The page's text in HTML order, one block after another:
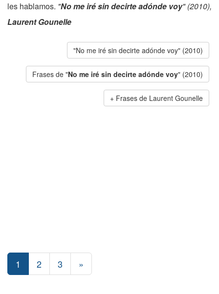
les hablamos. "No me iré sin decirte adónde voy" (2010),
Laurent Gounelle
"No me iré sin decirte adónde voy" (2010)
Frases de "No me iré sin decirte adónde voy" (2010)
Frases de Laurent Gounelle
1 2 3 »